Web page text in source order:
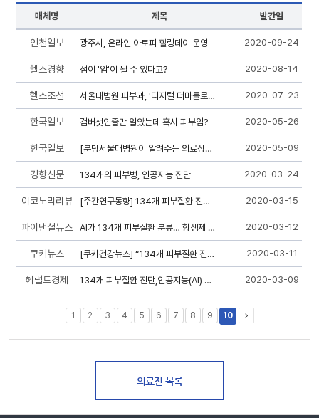
매체명 제목 발간일
인천일보 광주시, 온라인 아토피 힐링데이 운영 2020-09-24
헬스경향 점이 '암'이 될 수 있다고? 2020-08-14
헬스조선 서울대병원 피부과, '디지털 더마톨로지 센터' 개소 2020-07-23
한국일보 검버섯인줄만 알았는데 혹시 피부암? 2020-05-26
한국일보 [분당서울대병원이 알려주는 의료상식] 봄철 자외선을 피해라! 2020-05-09
경향신문 134개의 피부병, 인공지능 진단 2020-03-24
이코노믹리뷰 [주간연구동향] 134개 피부질환 진단 AI 개발 2020-03-15
파이낸셜뉴스 AI가 134개 피부질환 분류… 항생제 처방도 척척 [정명진 의학전문기자의 청진... 2020-03-12
쿠키뉴스 [쿠키건강뉴스] “134개 피부질환 진단하는 인공지능 개발” 2020-03-11
헤럴드경제 134개 피부질환 진단,인공지능(AI) 개발 2020-03-09
1 2 3 4 5 6 7 8 9 10